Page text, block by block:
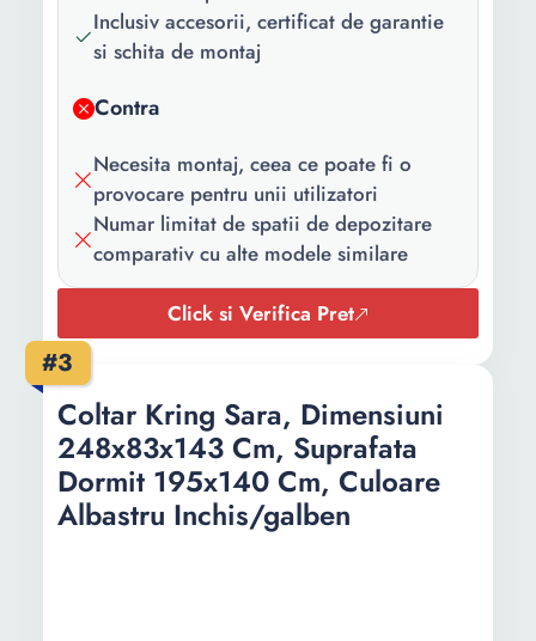
incluse:
Latime sezut:
Numar brate:
Fara brate
Inaltime spatar: 40 cm
Numar spatii
depozitare:
Tip extensie:
Doppelliege
Dimensiune
suprafata de
200 x 140
Inclusiv accesorii, certificat de garantie
si schita de montaj
Contra
Necesita montaj, ceea ce poate fi o
provocare pentru unii utilizatori
Numar limitat de spatii de depozitare
comparativ cu alte modele similare
Click si Verifica Pret
#3
Coltar Kring Sara, Dimensiuni
248x83x143 Cm, Suprafata
Dormit 195x140 Cm, Culoare
Albastru Inchis/galben